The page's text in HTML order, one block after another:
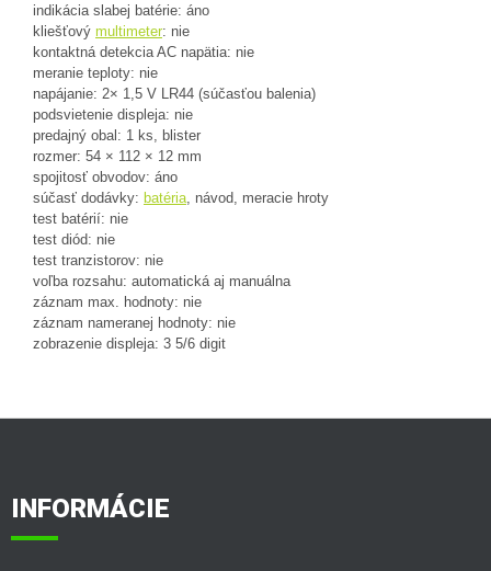
indikácia slabej batérie: áno
kliešťový multimeter: nie
kontaktná detekcia AC napätia: nie
meranie teploty: nie
napájanie: 2× 1,5 V LR44 (súčasťou balenia)
podsvietenie displeja: nie
predajný obal: 1 ks, blister
rozmer: 54 × 112 × 12 mm
spojitosť obvodov: áno
súčasť dodávky: batéria, návod, meracie hroty
test batérií: nie
test diód: nie
test tranzistorov: nie
voľba rozsahu: automatická aj manuálna
záznam max. hodnoty: nie
záznam nameranej hodnoty: nie
zobrazenie displeja: 3 5/6 digit
INFORMÁCIE